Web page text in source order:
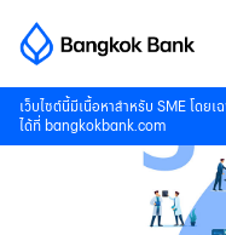
เว็บไซต์นี้มีเนื้อหาสำหรับ SME โดยเ
ได้ที่ bangkokbank.com